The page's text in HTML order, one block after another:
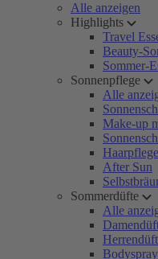
Alle anzeigen
Highlights
Travel
Beauty-
Sommer-
Sonnenpflege
Alle
Make-up
After Sun
Sommerdüfte
Alle
Bodyspray